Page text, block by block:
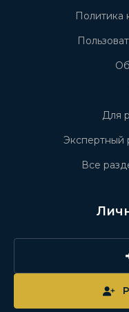
Политика
Для
Экспертный
Все